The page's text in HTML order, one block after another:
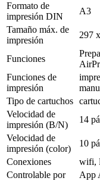
Formato de
impresión DIN
A3
Tamaño máx. de
impresión
297
Funciones
Funciones de
impresión
Tipo de cartuchos
Velocidad de
impresión (B/N)
14
Velocidad de
impresión (color)
10
Conexiones
wifi,
Controlable por
App